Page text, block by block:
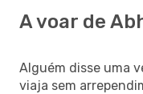
A voar de
Alguém disse uma
viaja sem